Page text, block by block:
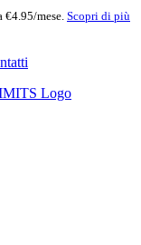
mese. Scopri di più